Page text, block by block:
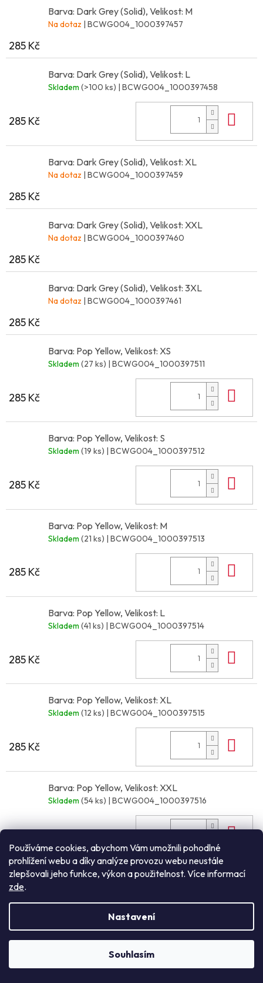
Používáme cookies, abychom Vám umožnili pohodlné
prohlížení webu a díky analýze provozu webu neustále
zlepšovali jeho funkce, výkon a použitelnost. Více informací
zde.
Nastavení
Souhlasím
Barva: Dark Grey (Solid), Velikost: M
Na dotaz | BCWG004_1000397457
285 Kč
Barva: Dark Grey (Solid), Velikost: L
Skladem (>100 ks) | BCWG004_1000397458
285 Kč
Barva: Dark Grey (Solid), Velikost: XL
Na dotaz | BCWG004_1000397459
285 Kč
Barva: Dark Grey (Solid), Velikost: XXL
Na dotaz | BCWG004_1000397460
285 Kč
Barva: Dark Grey (Solid), Velikost: 3XL
Na dotaz | BCWG004_1000397461
285 Kč
Barva: Pop Yellow, Velikost: XS
Skladem (27 ks) | BCWG004_1000397511
285 Kč
Barva: Pop Yellow, Velikost: S
Skladem (19 ks) | BCWG004_1000397512
285 Kč
Barva: Pop Yellow, Velikost: M
Skladem (21 ks) | BCWG004_1000397513
285 Kč
Barva: Pop Yellow, Velikost: L
Skladem (41 ks) | BCWG004_1000397514
285 Kč
Barva: Pop Yellow, Velikost: XL
Skladem (12 ks) | BCWG004_1000397515
285 Kč
Barva: Pop Yellow, Velikost: XXL
Skladem (54 ks) | BCWG004_1000397516
285 Kč Do
Barva: Pop Yellow, Velikost: 3XL
NEZÁVAZNÁ POPTÁVKA